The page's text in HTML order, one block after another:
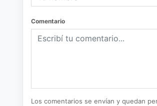
Comentario
Los comentarios se envían y quedan